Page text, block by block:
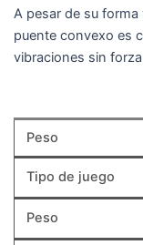
A pesar de su
puente convexo es
vibraciones sin
Peso
Tipo de juego
Peso